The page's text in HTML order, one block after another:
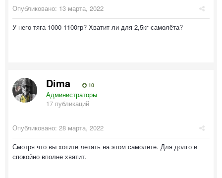
Опубликовано: 13 марта, 2022
У него тяга 1000-1100гр? Хватит ли для 2,5кг самолёта?
Dima 10
Администраторы
17 публикаций
Опубликовано: 28 марта, 2022
Смотря что вы хотите летать на этом самолете. Для долго и
спокойно вполне хватит.